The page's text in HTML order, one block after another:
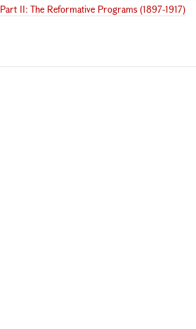
Part II: The Reformative Programs (1897-1917)